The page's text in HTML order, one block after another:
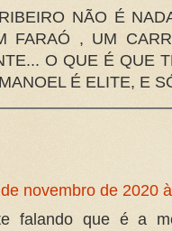
NÃO É
FARAÓ , UM
O QUE É QUE
É ELITE, E
novembro de 2020
falando que é a